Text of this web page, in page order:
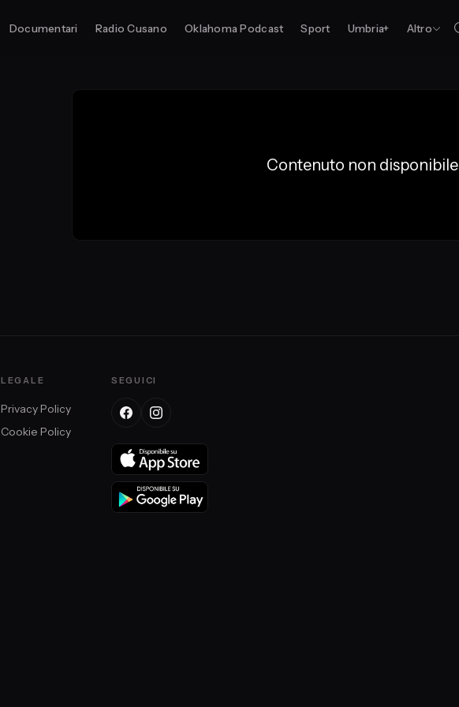
Documentari Radio Cusano Oklahoma Podcast Sport Umbria+ Altro
Contenuto non disponibile
LEGALE
Privacy Policy
Cookie Policy
SEGUICI